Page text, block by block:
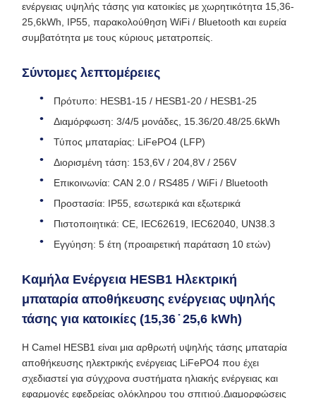
ενέργειας υψηλής τάσης για κατοικίες με χωρητικότητα 15,36-
25,6kWh, IP55, παρακολούθηση WiFi / Bluetooth και ευρεία
συμβατότητα με τους κύριους μετατροπείς.
Σύντομες λεπτομέρειες
Πρότυπο: HESB1‐15 / HESB1‐20 / HESB1‐25
Διαμόρφωση: 3/4/5 μονάδες, 15.36/20.48/25.6kWh
Τύπος μπαταρίας: LiFePO4 (LFP)
Διορισμένη τάση: 153,6V / 204,8V / 256V
Επικοινωνία: CAN 2.0 / RS485 / WiFi / Bluetooth
Προστασία: IP55, εσωτερικά και εξωτερικά
Πιστοποιητικά: CE, IEC62619, IEC62040, UN38.3
Εγγύηση: 5 έτη (προαιρετική παράταση 10 ετών)
Καμήλα Ενέργεια HESB1 Ηλεκτρική
μπαταρία αποθήκευσης ενέργειας υψηλής
τάσης για κατοικίες (15,36 ̇ 25,6 kWh)
Η Camel HESB1 είναι μια αρθρωτή υψηλής τάσης μπαταρία
αποθήκευσης ηλεκτρικής ενέργειας LiFePO4 που έχει
σχεδιαστεί για σύγχρονα συστήματα ηλιακής ενέργειας και
εφαρμογές εφεδρείας ολόκληρου του σπιτιού.Διαμορφώσεις